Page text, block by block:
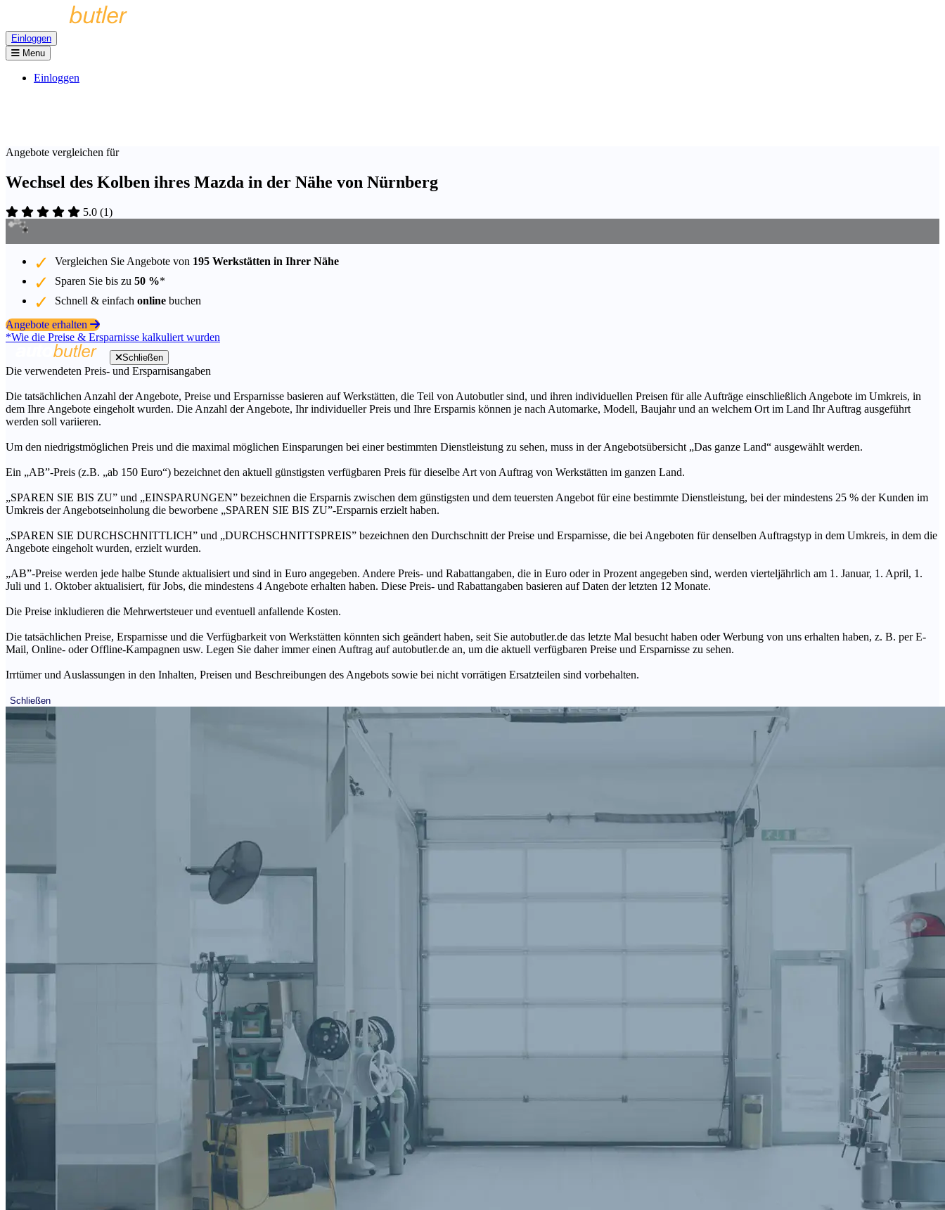
Einloggen
Menu
Einloggen
Angebote vergleichen für
Wechsel des Kolben ihres Mazda in der Nähe von Nürnberg
5.0 (1)
Vergleichen Sie Angebote von 195 Werkstätten in Ihrer Nähe
Sparen Sie bis zu 50 %*
Schnell & einfach online buchen
Angebote erhalten
*Wie die Preise & Ersparnisse kalkuliert wurden
Schließen
Die verwendeten Preis- und Ersparnisangaben
Die tatsächlichen Anzahl der Angebote, Preise und Ersparnisse basieren auf Werkstätten, die Teil von Autobutler sind, und ihren individuellen Preisen für alle Aufträge einschließlich Angebote im Umkreis, in
dem Ihre Angebote eingeholt wurden. Die Anzahl der Angebote, Ihr individueller Preis und Ihre Ersparnis können je nach Automarke, Modell, Baujahr und an welchem Ort im Land Ihr Auftrag ausgeführt
werden soll variieren.
Um den niedrigstmöglichen Preis und die maximal möglichen Einsparungen bei einer bestimmten Dienstleistung zu sehen, muss in der Angebotsübersicht „Das ganze Land“ ausgewählt werden.
Ein „AB”-Preis (z.B. „ab 150 Euro“) bezeichnet den aktuell günstigsten verfügbaren Preis für dieselbe Art von Auftrag von Werkstätten im ganzen Land.
„SPAREN SIE BIS ZU” und „EINSPARUNGEN” bezeichnen die Ersparnis zwischen dem günstigsten und dem teuersten Angebot für eine bestimmte Dienstleistung, bei der mindestens 25 % der Kunden im
Umkreis der Angebotseinholung die beworbene „SPAREN SIE BIS ZU”-Ersparnis erzielt haben.
„SPAREN SIE DURCHSCHNITTLICH” und „DURCHSCHNITTSPREIS” bezeichnen den Durchschnitt der Preise und Ersparnisse, die bei Angeboten für denselben Auftragstyp in dem Umkreis, in dem die
Angebote eingeholt wurden, erzielt wurden.
„AB”-Preise werden jede halbe Stunde aktualisiert und sind in Euro angegeben. Andere Preis- und Rabattangaben, die in Euro oder in Prozent angegeben sind, werden vierteljährlich am 1. Januar, 1. April, 1.
Juli und 1. Oktober aktualisiert, für Jobs, die mindestens 4 Angebote erhalten haben. Diese Preis- und Rabattangaben basieren auf Daten der letzten 12 Monate.
Die Preise inkludieren die Mehrwertsteuer und eventuell anfallende Kosten.
Die tatsächlichen Preise, Ersparnisse und die Verfügbarkeit von Werkstätten könnten sich geändert haben, seit Sie autobutler.de das letzte Mal besucht haben oder Werbung von uns erhalten haben, z. B. per E-
Mail, Online- oder Offline-Kampagnen usw. Legen Sie daher immer einen Auftrag auf autobutler.de an, um die aktuell verfügbaren Preise und Ersparnisse zu sehen.
Irrtümer und Auslassungen in den Inhalten, Preisen und Beschreibungen des Angebots sowie bei nicht vorrätigen Ersatzteilen sind vorbehalten.
Schließen